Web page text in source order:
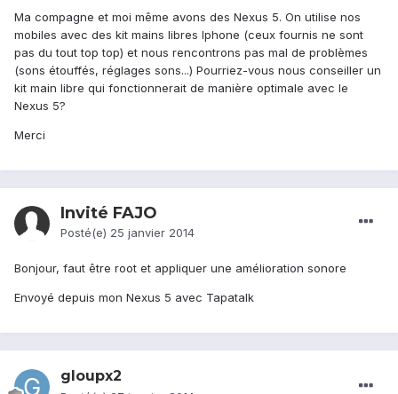
Ma compagne et moi même avons des Nexus 5. On utilise nos
mobiles avec des kit mains libres Iphone (ceux fournis ne sont
pas du tout top top) et nous rencontrons pas mal de problèmes
(sons étouffés, réglages sons...) Pourriez-vous nous conseiller un
kit main libre qui fonctionnerait de manière optimale avec le
Nexus 5?
Merci
Invité FAJO
Posté(e) 25 janvier 2014
Bonjour, faut être root et appliquer une amélioration sonore
Envoyé depuis mon Nexus 5 avec Tapatalk
gloupx2